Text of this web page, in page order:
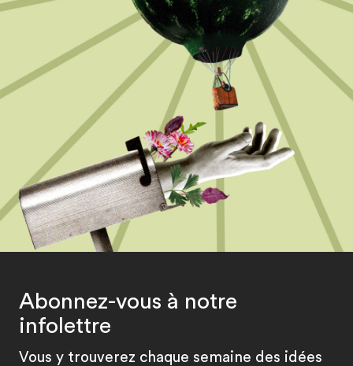
Abonnez-vous à notre
infolettre
Vous y trouverez chaque semaine des idées